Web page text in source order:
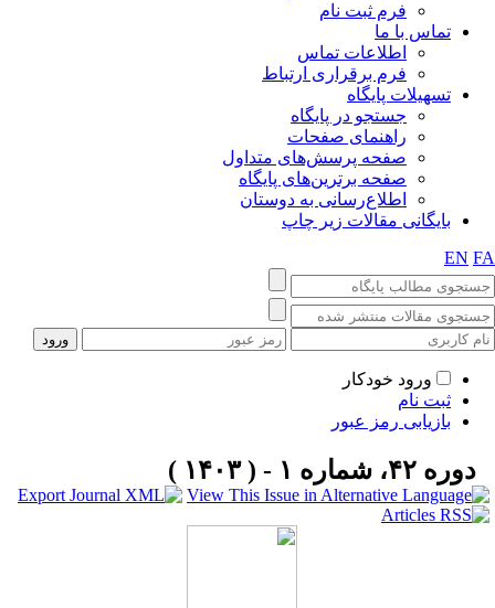
فرم ثبت نام
تماس با ما
اطلاعات تماس
فرم برقراری ارتباط
تسهیلات پایگاه
جستجو در پایگاه
راهنمای صفحات
صفحه پرسش‌های متداول
صفحه برترین‌های پایگاه
اطلاع‌رسانی به دوستان
بایگانی مقالات زیر چاپ
EN
ورود خودکار
ثبت نام
بازیابی رمز عبور
دوره ۴۲، شماره ۱ - ( ۱۴۰۳ )